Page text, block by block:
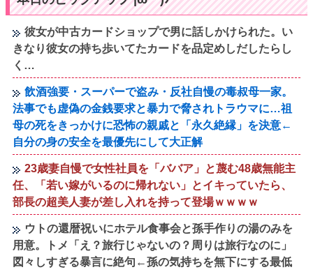
彼女が中古カードショップで男に話しかけられた。い
きなり彼女の持ち歩いてたカードを品定めしだしたらし
く…
飲酒強要・スーパーで盗み・反社自慢の毒叔母一家。
法事でも虚偽の金銭要求と暴力で脅されトラウマに…祖
母の死をきっかけに恐怖の親戚と「永久絶縁」を決意←
自分の身の安全を最優先にして大正解
23歳妻自慢で女性社員を「ババア」と蔑む48歳無能主
任、「若い嫁がいるのに帰れない」とイキっていたら、
部長の超美人妻が差し入れを持って登場ｗｗｗｗ
ウトの還暦祝いにホテル食事会と孫手作りの湯のみを
用意。トメ「え？旅行じゃないの？周りは旅行なのに」
図々しすぎる暴言に絶句←孫の気持ちを無下にする最低